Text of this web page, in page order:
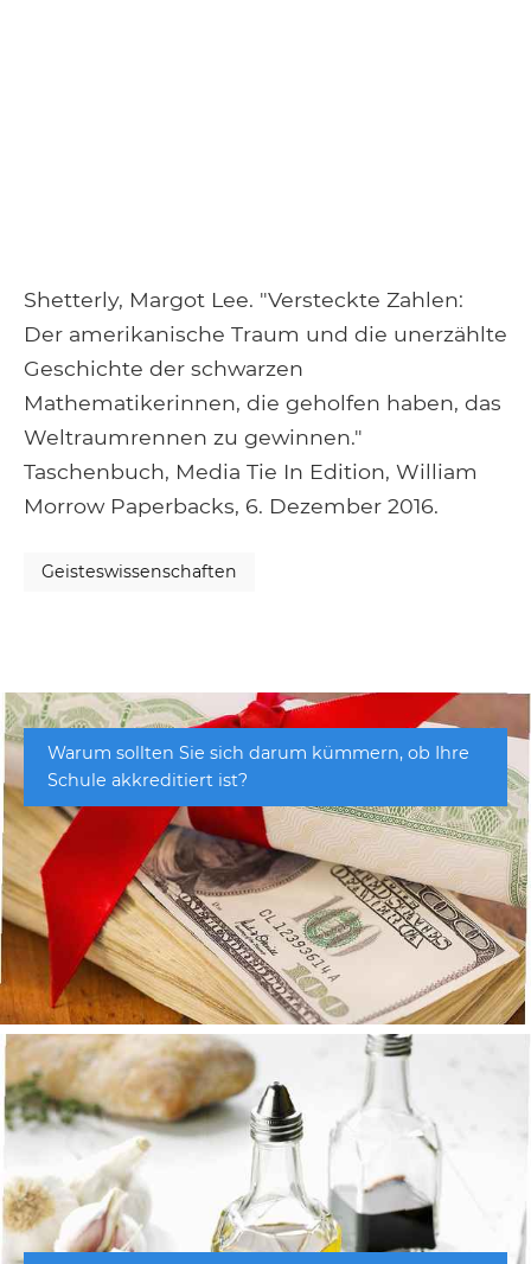
Shetterly, Margot Lee. "Versteckte Zahlen:
Der amerikanische Traum und die unerzählte
Geschichte der schwarzen
Mathematikerinnen, die geholfen haben, das
Weltraumrennen zu gewinnen."
Taschenbuch, Media Tie In Edition, William
Morrow Paperbacks, 6. Dezember 2016.
Geisteswissenschaften
Warum sollten Sie sich darum kümmern, ob Ihre
Schule akkreditiert ist?